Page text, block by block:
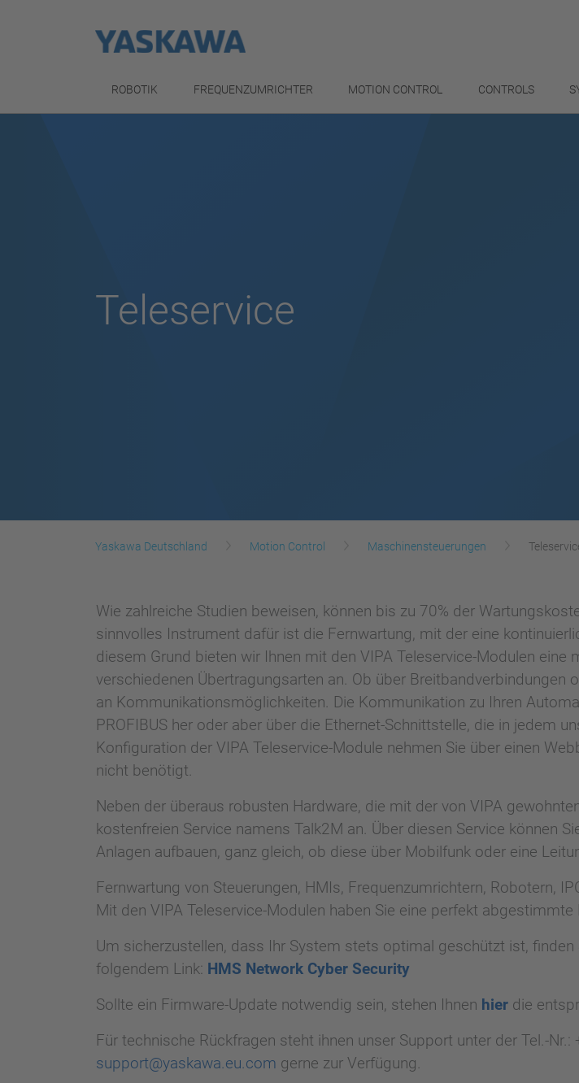
ROBOTIK FREQUENZUMRICHTER MOTION CONTROL CONTROLS
Teleservice
Yaskawa Deutschland Motion Control Maschinensteuerungen
Wie zahlreiche Studien beweisen, können bis zu 70% der
sinnvolles Instrument dafür ist die Fernwartung, mit der eine
diesem Grund bieten wir Ihnen mit den VIPA Teleservice-Modulen
verschiedenen Übertragungsarten an. Ob über
an Kommunikationsmöglichkeiten. Die Kommunikation zu Ihren
PROFIBUS her oder aber über die Ethernet-Schnittstelle, die in jedem
Konfiguration der VIPA Teleservice-Module nehmen Sie über einen
nicht benötigt.
Neben der überaus robusten Hardware, die mit der von VIPA
kostenfreien Service namens Talk2M an. Über diesen Service können
Anlagen aufbauen, ganz gleich, ob diese über Mobilfunk oder eine
Fernwartung von Steuerungen, HMIs, Frequenzumrichtern, Robotern,
Mit den VIPA Teleservice-Modulen haben Sie eine perfekt
Um sicherzustellen, dass Ihr System stets optimal geschützt ist, finden
folgendem Link: HMS Network Cyber Security
Sollte ein Firmware-Update notwendig sein, stehen Ihnen hier die
Für technische Rückfragen steht ihnen unser Support unter der Tel.-
support@yaskawa.eu.com gerne zur Verfügung.